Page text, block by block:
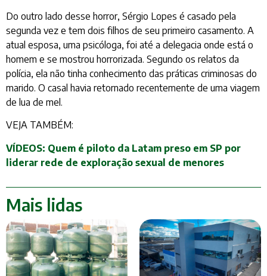
Do outro lado desse horror, Sérgio Lopes é casado pela
segunda vez e tem dois filhos de seu primeiro casamento. A
atual esposa, uma psicóloga, foi até a delegacia onde está o
homem e se mostrou horrorizada. Segundo os relatos da
polícia, ela não tinha conhecimento das práticas criminosas do
marido. O casal havia retornado recentemente de uma viagem
de lua de mel.
VEJA TAMBÉM:
VÍDEOS: Quem é piloto da Latam preso em SP por
liderar rede de exploração sexual de menores
Mais lidas